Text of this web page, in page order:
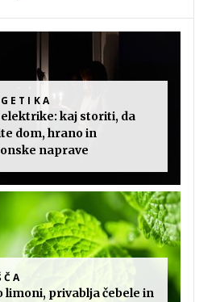
kaj storiti, da
dom, hrano in
naprave
limoni, privablja čebele in